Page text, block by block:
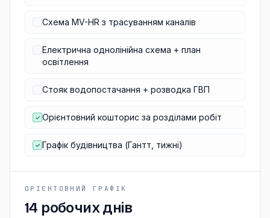
Схема MV-HR з трасуванням каналів
Електрична однолінійна схема + план
освітлення
Стояк водопостачання + розводка ГВП
✓ Орієнтовний кошторис за розділами робіт
✓ Графік будівництва (Гантт, тижні)
ОРІЄНТОВНИЙ ГРАФІК
14 робочих днів